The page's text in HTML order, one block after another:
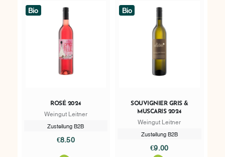
Bio
ROSÉ 2024
Weingut Leitner
Zustellung B2B
€8.50
Bio
SOUVIGNIER GRIS &
MUSCARIS 2024
Weingut Leitner
Zustellung B2B
€9.00